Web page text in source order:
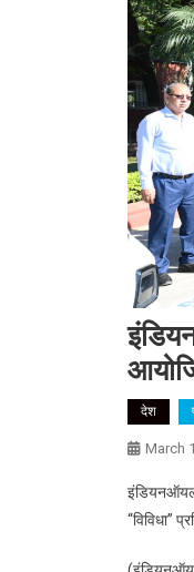
देश
March
इंडियनऑयल,
“विविधा”